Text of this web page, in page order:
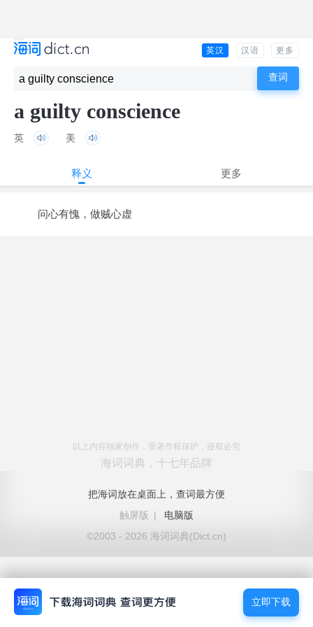
英汉 汉语 更多
a guilty conscience
英 美
释义 更多
问心有愧，做贼心虚
以上内容独家创作，受著作权保护，侵权必究
海词词典，十七年品牌
把海词放在桌面上，查词最方便
触屏版
|
电脑版
©2003 - 2026 海词词典(Dict.cn)
立即下载
立即下载